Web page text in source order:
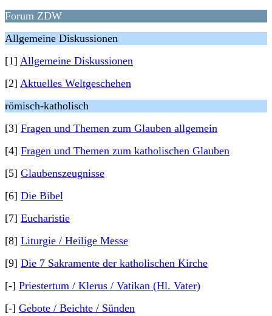
Forum ZDW
Allgemeine Diskussionen
[1] Allgemeine Diskussionen
[2] Aktuelles Weltgeschehen
römisch-katholisch
[3] Fragen und Themen zum Glauben allgemein
[4] Fragen und Themen zum katholischen Glauben
[5] Glaubenszeugnisse
[6] Die Bibel
[7] Eucharistie
[8] Liturgie / Heilige Messe
[9] Die 7 Sakramente der katholischen Kirche
[-] Priestertum / Klerus / Vatikan (Hl. Vater)
[-] Gebote / Beichte / Sünden